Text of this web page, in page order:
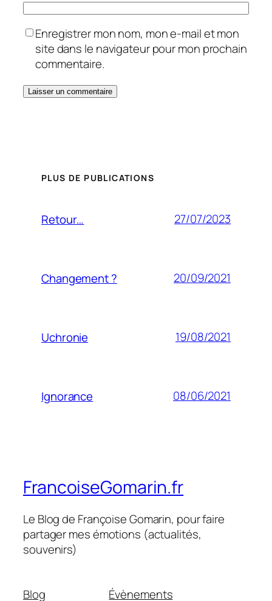
Enregistrer mon nom, mon e-mail et mon
site dans le navigateur pour mon prochain
commentaire.
PLUS DE PUBLICATIONS
Retour… 27/07/2023
Changement ? 20/09/2021
Uchronie 19/08/2021
Ignorance 08/06/2021
FrancoiseGomarin.fr
Le Blog de Françoise Gomarin, pour faire
partager mes émotions (actualités,
souvenirs)
Blog Évènements